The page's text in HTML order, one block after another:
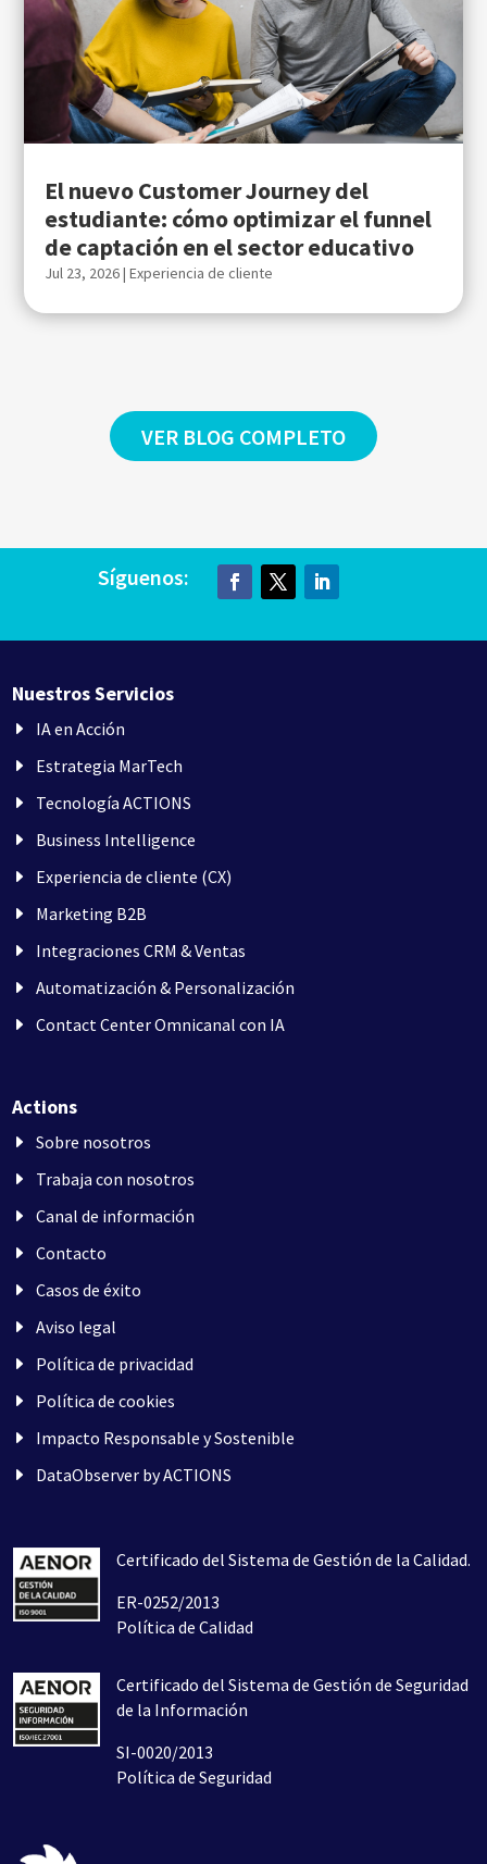
El nuevo Customer Journey del
estudiante: cómo optimizar el funnel
de captación en el sector educativo
Jul 23, 2026|Experiencia de cliente
VER BLOG COMPLETO
Síguenos:
Nuestros Servicios
IA en Acción
Estrategia MarTech
Tecnología ACTIONS
Business Intelligence
Experiencia de cliente (CX)
Marketing B2B
Integraciones CRM & Ventas
Automatización & Personalización
Contact Center Omnicanal con IA
Actions
Sobre nosotros
Trabaja con nosotros
Canal de información
Contacto
Casos de éxito
Aviso legal
Política de privacidad
Política de cookies
Impacto Responsable y Sostenible
DataObserver by ACTIONS
Certificado del Sistema de Gestión de la Calidad.
ER-0252/2013
Política de Calidad
Certificado del Sistema de Gestión de Seguridad
de la Información
SI-0020/2013
Política de Seguridad